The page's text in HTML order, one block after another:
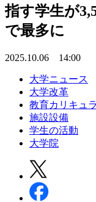
指す学生が
で最多に
2025.10.06 14:00
大学ニュース
大学改革
教育カリキュ
施設設備
学生の活動
大学院